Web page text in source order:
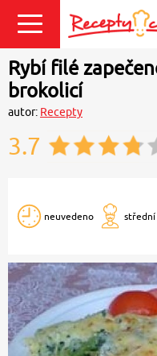
Přihlásit se
Rybí filé
brokolicí
autor: Recepty
3.7
neuvedeno střední